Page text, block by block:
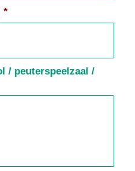
*
/ peuterspeelzaal /